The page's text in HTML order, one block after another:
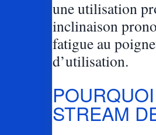
une utilisation
inclinaison
fatigue au
d’utilisation.
STREAM